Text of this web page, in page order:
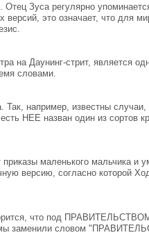
Зуса регулярно
это означает, что для
на Даунинг-стрит, является
словами.
Так, например, известны
НЕЕ назван один из сортов
маленького мальчика и
версию, согласно которой
что под
мы заменили словом